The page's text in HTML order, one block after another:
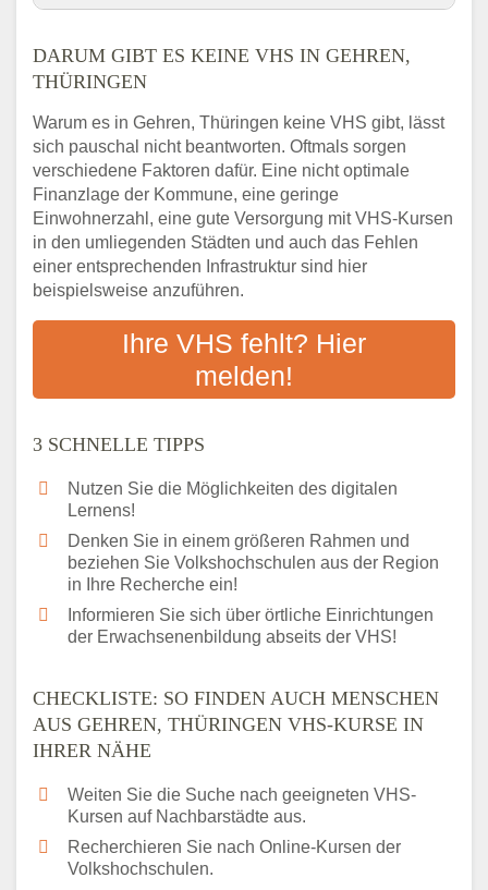
Thüringen
3 schnelle Tipps
Gehren, Thüringen VHS-Kurse in Ihrer Nähe
Abendschule in der Region rund um Gehren,
Thüringen
VHS steht für Erwachsenenbildung
Online-Kurse: Alternative Angebote zum
VHS-Kurs
Vor- und Nachteile von Online-Kursen
Checkliste: Darauf kommt es bei
Bildungsangeboten an
Das bundesweite Volkshochschulwesen
DARUM GIBT ES KEINE VHS IN GEHREN,
THÜRINGEN
Warum es in Gehren, Thüringen keine VHS gibt, lässt
sich pauschal nicht beantworten. Oftmals sorgen
verschiedene Faktoren dafür. Eine nicht optimale
Finanzlage der Kommune, eine geringe
Einwohnerzahl, eine gute Versorgung mit VHS-Kursen
in den umliegenden Städten und auch das Fehlen
einer entsprechenden Infrastruktur sind hier
beispielsweise anzuführen.
Ihre VHS fehlt? Hier
melden!
3 SCHNELLE TIPPS
Nutzen Sie die Möglichkeiten des digitalen
Lernens!
Denken Sie in einem größeren Rahmen und
beziehen Sie Volkshochschulen aus der Region
in Ihre Recherche ein!
Informieren Sie sich über örtliche Einrichtungen
der Erwachsenenbildung abseits der VHS!
CHECKLISTE: SO FINDEN AUCH MENSCHEN
AUS GEHREN, THÜRINGEN VHS-KURSE IN
IHRER NÄHE
Weiten Sie die Suche nach geeigneten VHS-
Kursen auf Nachbarstädte aus.
Recherchieren Sie nach Online-Kursen der
Volkshochschulen.